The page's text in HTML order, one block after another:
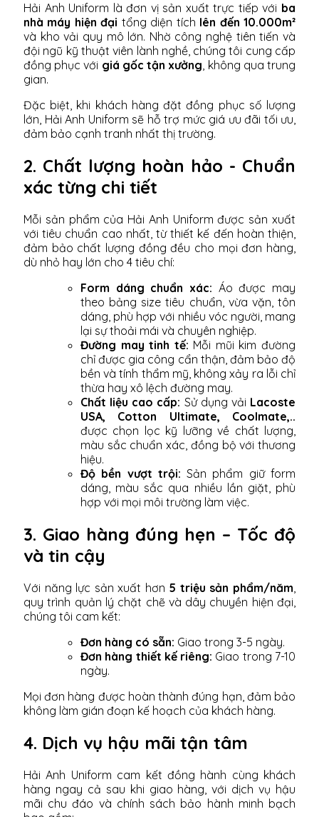
Hải Anh Uniform là đơn vị sản xuất trực tiếp với ba
nhà máy hiện đại tổng diện tích lên đến 10.000m²
và kho vải quy mô lớn. Nhờ công nghệ tiên tiến và
đội ngũ kỹ thuật viên lành nghề, chúng tôi cung cấp
đồng phục với giá gốc tận xưởng, không qua trung
gian.
Đặc biệt, khi khách hàng đặt đồng phục số lượng
lớn, Hải Anh Uniform sẽ hỗ trợ mức giá ưu đãi tối ưu,
đảm bảo cạnh tranh nhất thị trường.
2. Chất lượng hoàn hảo - Chuẩn
xác từng chi tiết
Mỗi sản phẩm của Hải Anh Uniform được sản xuất
với tiêu chuẩn cao nhất, từ thiết kế đến hoàn thiện,
đảm bảo chất lượng đồng đều cho mọi đơn hàng,
dù nhỏ hay lớn cho 4 tiêu chí:
Form dáng chuẩn xác: Áo được may
theo bảng size tiêu chuẩn, vừa vặn, tôn
dáng, phù hợp với nhiều vóc người, mang
lại sự thoải mái và chuyên nghiệp.
Đường may tinh tế: Mỗi mũi kim đường
chỉ được gia công cẩn thận, đảm bảo độ
bền và tính thẩm mỹ, không xảy ra lỗi chỉ
thừa hay xô lệch đường may.
Chất liệu cao cấp: Sử dụng vải Lacoste
USA, Cotton Ultimate, Coolmate,..
được chọn lọc kỹ lưỡng về chất lượng,
màu sắc chuẩn xác, đồng bộ với thương
hiệu.
Độ bền vượt trội: Sản phẩm giữ form
dáng, màu sắc qua nhiều lần giặt, phù
hợp với mọi môi trường làm việc.
3. Giao hàng đúng hẹn – Tốc độ
và tin cậy
Với năng lực sản xuất hơn 5 triệu sản phẩm/năm,
quy trình quản lý chặt chẽ và dây chuyền hiện đại,
chúng tôi cam kết:
Đơn hàng có sẵn: Giao trong 3-5 ngày.
Đơn hàng thiết kế riêng: Giao trong 7-10
ngày.
Mọi đơn hàng được hoàn thành đúng hạn, đảm bảo
không làm gián đoạn kế hoạch của khách hàng.
4. Dịch vụ hậu mãi tận tâm
Hải Anh Uniform cam kết đồng hành cùng khách
hàng ngay cả sau khi giao hàng, với dịch vụ hậu
mãi chu đáo và chính sách bảo hành minh bạch